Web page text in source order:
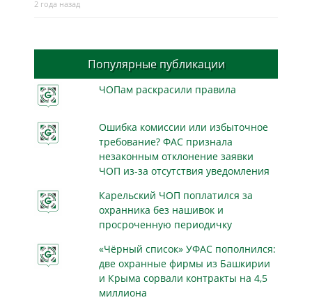
2 года назад
Популярные публикации
ЧОПам раскрасили правила
Ошибка комиссии или избыточное
требование? ФАС признала
незаконным отклонение заявки
ЧОП из-за отсутствия уведомления
Карельский ЧОП поплатился за
охранника без нашивок и
просроченную периодичку
«Чёрный список» УФАС пополнился:
две охранные фирмы из Башкирии
и Крыма сорвали контракты на 4,5
миллиона